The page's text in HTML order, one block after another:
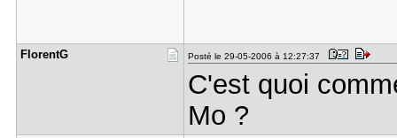
FlorentG Posté le 29-05-2006 à 12:27:37
C'est quoi
Mo ?